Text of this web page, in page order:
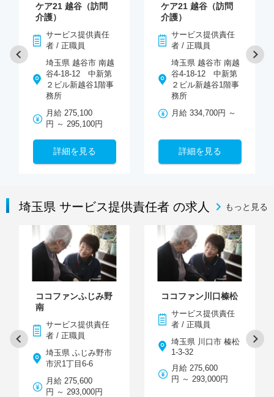
ケア21 越谷（訪問
介護）
サービス提供責任
者 / 正職員
埼玉県 越谷市 南越
谷4-18-12 中新第
２ビル新越谷1階事
務所
月給 275,100
円 ～ 295,100円
詳細を見る
ケア21 越谷（訪問
介護）
サービス提供責任
者 / 正職員
埼玉県 越谷市 南越
谷4-18-12 中新第
２ビル新越谷1階事
務所
月給 334,700円 ～
詳細を見る
埼玉県 サービス提供責任者 の求人 もっと見る
ココファンふじみ野
南
サービス提供責任
者 / 正職員
埼玉県 ふじみ野市
市沢1丁目6-6
月給 275,600
円 ～ 293,000円
ココファン川口榛松
サービス提供責任
者 / 正職員
埼玉県 川口市 榛松
1-3-32
月給 275,600
円 ～ 293,000円